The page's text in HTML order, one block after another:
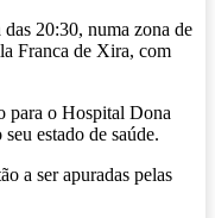
20:30, numa zona de
Franca de Xira, com
para o Hospital Dona
estado de saúde.
a ser apuradas pelas